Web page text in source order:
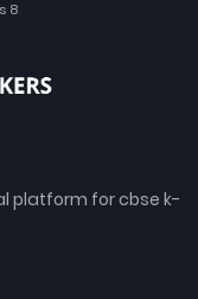
8
platform for cbse k-